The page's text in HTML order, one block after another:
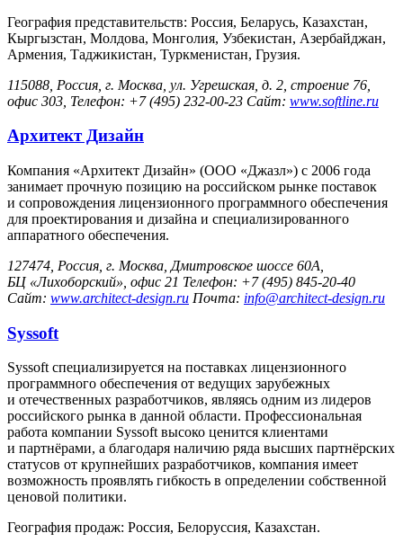
География представительств: Россия, Белaрусь, Казахстан,
Кыргызстан, Молдова, Монголия, Узбекистан, Азербайджан,
Армения, Таджикистан, Туркменистан, Грузия.
115088, Россия, г. Москва, ул. Угрешская, д. 2, строение 76,
офис 303, Телефон: +7 (495) 232-00-23 Сайт: www.softline.ru
Архитект Дизайн
Компания «Архитект Дизайн» (ООО «Джазл») с 2006 года
занимает прочную позицию на российском рынке поставок
и сопровождения лицензионного программного обеспечения
для проектирования и дизайна и специализированного
аппаратного обеспечения.
127474, Россия, г. Москва, Дмитровское шоссе 60А,
БЦ «Лихоборский», офис 21 Телефон: +7 (495) 845-20-40
Сайт: www.architect-design.ru Почта: info@architect-design.ru
Syssoft
Syssoft специализируется на поставках лицензионного
программного обеспечения от ведущих зарубежных
и отечественных разработчиков, являясь одним из лидеров
российского рынка в данной области. Профессиональная
работа компании Syssoft высоко ценится клиентами
и партнёрами, а благодаря наличию ряда высших партнёрских
статусов от крупнейших разработчиков, компания имеет
возможность проявлять гибкость в определении собственной
ценовой политики.
География продаж: Россия, Белоруссия, Казахстан.